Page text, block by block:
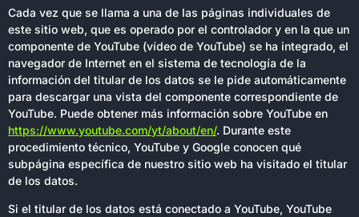
Cada vez que se llama a una de las páginas individuales de
este sitio web, que es operado por el controlador y en la que un
componente de YouTube (vídeo de YouTube) se ha integrado, el
navegador de Internet en el sistema de tecnología de la
información del titular de los datos se le pide automáticamente
para descargar una vista del componente correspondiente de
YouTube. Puede obtener más información sobre YouTube en
https://www.youtube.com/yt/about/en/. Durante este
procedimiento técnico, YouTube y Google conocen qué
subpágina específica de nuestro sitio web ha visitado el titular
de los datos.
Si el titular de los datos está conectado a YouTube, YouTube